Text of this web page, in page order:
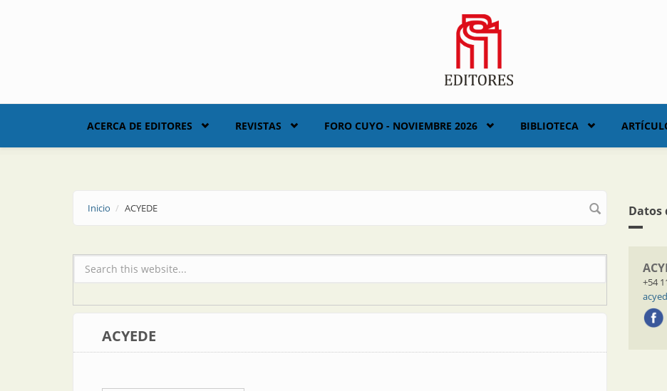
ACERCA DE EDITORES REVISTAS FORO CUYO - NOVIEMBRE 2026 BIBLIOTECA
Inicio ACYEDE
Formulario de búsqueda
ACYEDE
Datos
+54